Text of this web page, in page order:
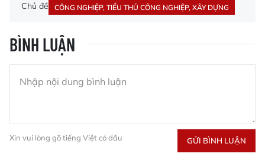
Chủ đề CÔNG NGHIỆP, TIỂU THỦ CÔNG NGHIỆP, XÂY DỰNG
BÌNH LUẬN
Xin vui lòng gõ tiếng Việt có dấu GỬI BÌNH LUẬN